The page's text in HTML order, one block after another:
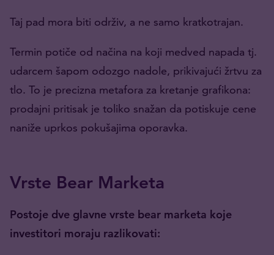
Taj pad mora biti održiv, a ne samo kratkotrajan.
Termin potiče od načina na koji medved napada tj.
udarcem šapom odozgo nadole, prikivajući žrtvu za
tlo. To je precizna metafora za kretanje grafikona:
prodajni pritisak je toliko snažan da potiskuje cene
naniže uprkos pokušajima oporavka.
Vrste Bear Marketa
Postoje dve glavne vrste bear marketa koje
investitori moraju razlikovati: